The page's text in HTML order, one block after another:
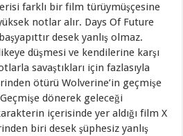
farklı bir film türüymüşçesine
notlar alır. Days Of Future
desek yanlış olmaz.
düşmesi ve kendilerine karşı
savaştıkları için fazlasıyla
ötürü Wolverine’in geçmişe
dönerek geleceği
içerisinde yer aldığı film X
biri desek şüphesiz yanlış